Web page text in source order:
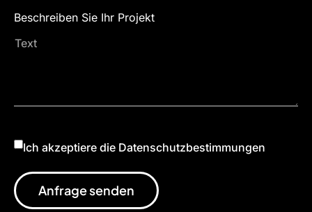
Beschreiben Sie Ihr Projekt
Ich akzeptiere die Datenschutzbestimmungen
Anfrage senden